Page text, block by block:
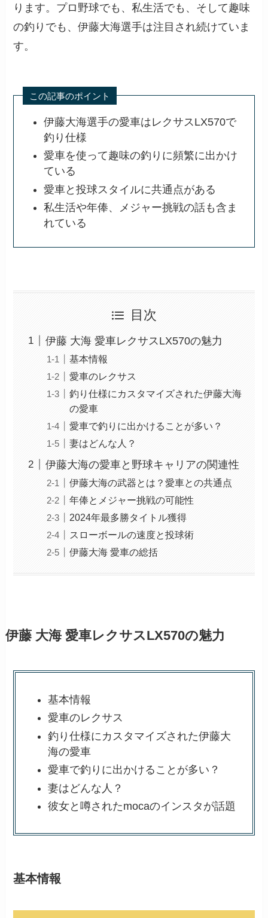
ります。プロ野球でも、私生活でも、そして趣味
の釣りでも、伊藤大海選手は注目され続けていま
す。
この記事のポイント
伊藤大海選手の愛車はレクサスLX570で
釣り仕様
愛車を使って趣味の釣りに頻繁に出かけ
ている
愛車と投球スタイルに共通点がある
私生活や年俸、メジャー挑戦の話も含ま
れている
目次
伊藤 大海 愛車レクサスLX570の魅力
基本情報
愛車のレクサス
釣り仕様にカスタマイズされた伊藤大海
の愛車
愛車で釣りに出かけることが多い？
妻はどんな人？
伊藤大海の愛車と野球キャリアの関連性
伊藤大海の武器とは？愛車との共通点
年俸とメジャー挑戦の可能性
2024年最多勝タイトル獲得
スローボールの速度と投球術
伊藤大海 愛車の総括
伊藤 大海 愛車レクサスLX570の魅力
基本情報
愛車のレクサス
釣り仕様にカスタマイズされた伊藤大
海の愛車
愛車で釣りに出かけることが多い？
妻はどんな人？
彼女と噂されたmocaのインスタが話題
基本情報